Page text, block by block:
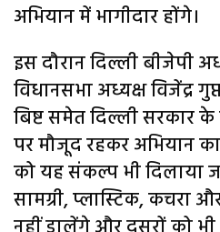
अभियान में भागीदार होंगे।
इस दौरान दिल्ली बीजेपी
विधानसभा अध्यक्ष विजेंद्र
बिष्ट समेत दिल्ली सरकार
पर मौजूद रहकर अभियान
को यह संकल्प भी दिलाया
सामग्री, प्लास्टिक, कचरा